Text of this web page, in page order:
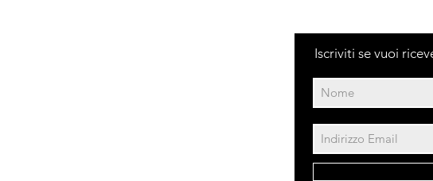
Iscriviti se vuoi